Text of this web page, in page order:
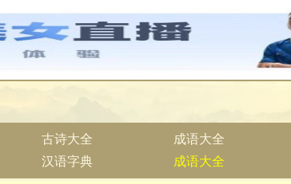
古诗大全 成语大全
汉语字典 成语大全